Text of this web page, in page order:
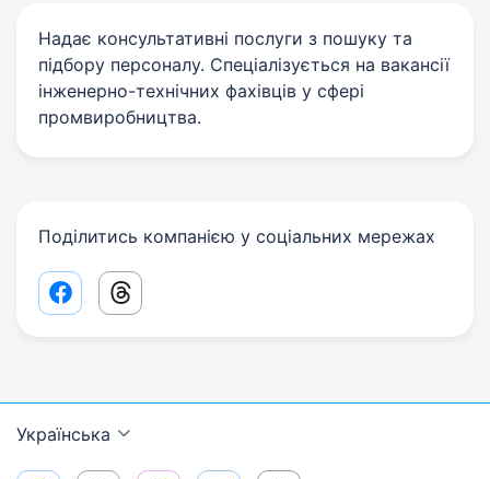
Надає консультативні послуги з пошуку та
підбору персоналу. Спеціалізується на вакансії
інженерно-технічних фахівців у сфері
промвиробництва.
Поділитись компанією у соціальних мережах
Facebook share link
Threads share link
Українська